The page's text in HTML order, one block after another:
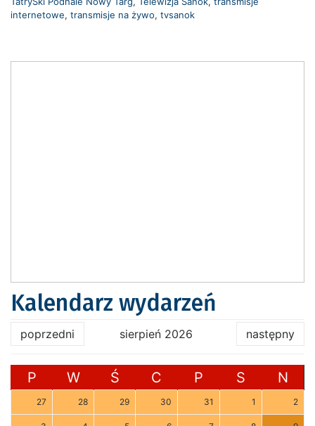
internetowe, transmisje na żywo, tvsanok
Kalendarz wydarzeń
poprzedni sierpień 2026 następny
P W Ś C P S N
27 28 29 30 31 1 2